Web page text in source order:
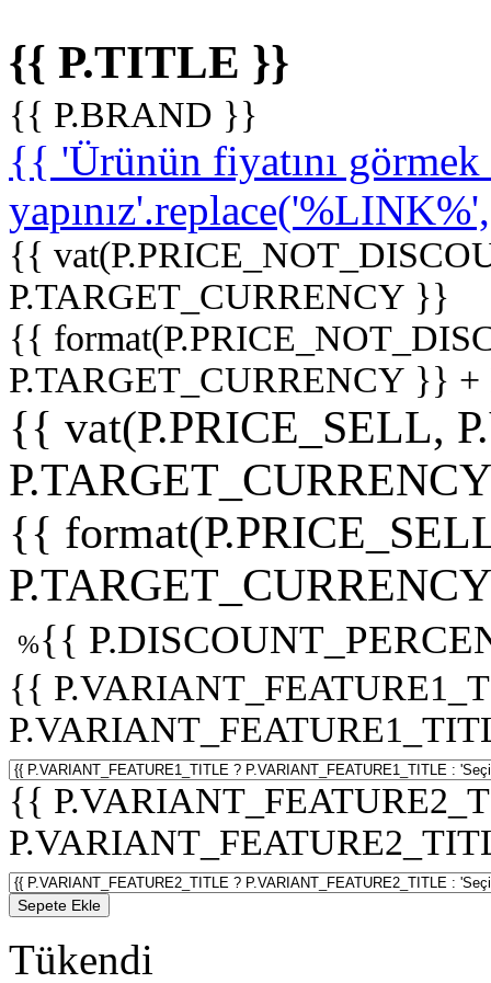
{{ P.TITLE }}
{{ P.BRAND }}
{{ 'Ürünün fiyatını
{{
P.TARGET_CURRENCY }}
{{
P.TARGET_CURRENCY }}
{{ vat(P.PRICE_SELL,
{{
%{{
{{
{{
Sepete Ekle
Tükendi